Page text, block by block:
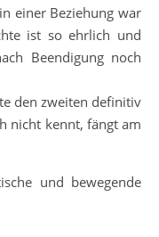
einer Beziehung war
ist so ehrlich und
Beendigung noch
den zweiten definitiv
nicht kennt, fängt am
und bewegende